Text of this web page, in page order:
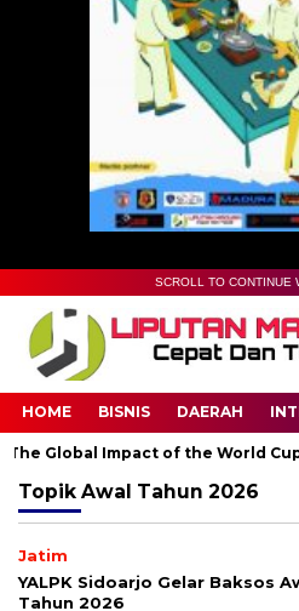
SCROLL TO CONTINUE
HOME BISNIS DAERAH
Global Impact of the World Cup
Topik Awal Tahun 2026
Jatim
YALPK Sidoarjo Gelar Baksos
Tahun 2026